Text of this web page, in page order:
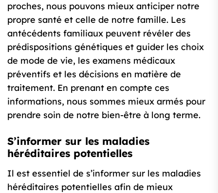
proches, nous pouvons mieux anticiper notre
propre santé et celle de notre famille. Les
antécédents familiaux peuvent révéler des
prédispositions génétiques et guider les choix
de mode de vie, les examens médicaux
préventifs et les décisions en matière de
traitement. En prenant en compte ces
informations, nous sommes mieux armés pour
prendre soin de notre bien-être à long terme.
S’informer sur les maladies
héréditaires potentielles
Il est essentiel de s’informer sur les maladies
héréditaires potentielles afin de mieux